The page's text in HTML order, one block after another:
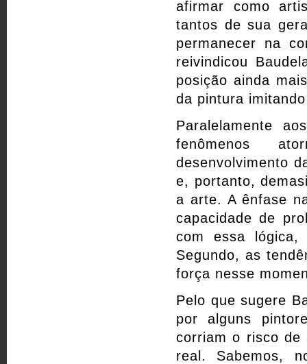
afirmar como
tantos de sua
permanecer na
reivindicou
posição ainda
da pintura
Paralelamente
fenômenos
desenvolvimento
e, portanto,
a arte. A ênfase
capacidade de
com essa
Segundo, as
força nesse
Pelo que sugere
por alguns
corriam o risco de
real. Sabemos,